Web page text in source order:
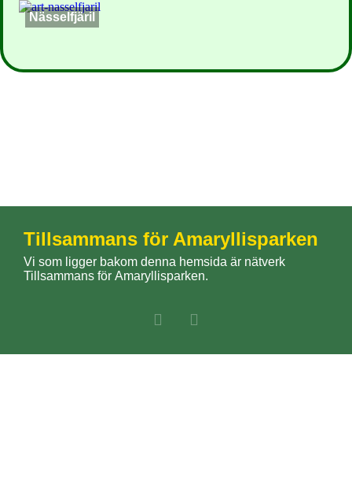
Nässelfjäril
Tillsammans för Amaryllisparken
Vi som ligger bakom denna hemsida är nätverk
Tillsammans för Amaryllisparken.